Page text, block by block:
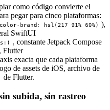
como código convierte el
pegar para cinco plataformas:
brand: hsl(217 91% 60%) ),
SwiftUI
, constante Jetpack Compose
, Flutter
exacta que cada plataforma
de assets de iOS, archivo de
de Flutter.
subida, sin rastreo